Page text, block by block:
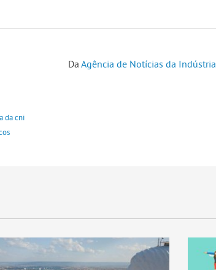
da cni
Da Agência de Notícias da Indústria